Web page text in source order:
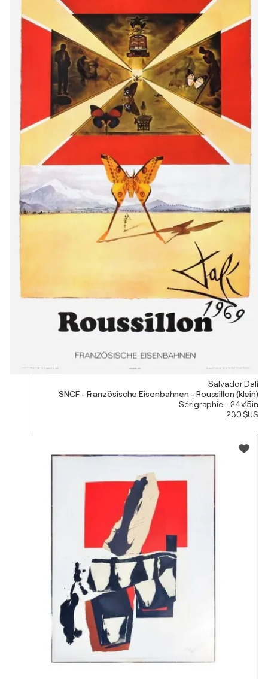
Salvador Dalí
SNCF - Französische Eisenbahnen - Roussillon (klein)
Sérigraphie - 24x15in
230 $US